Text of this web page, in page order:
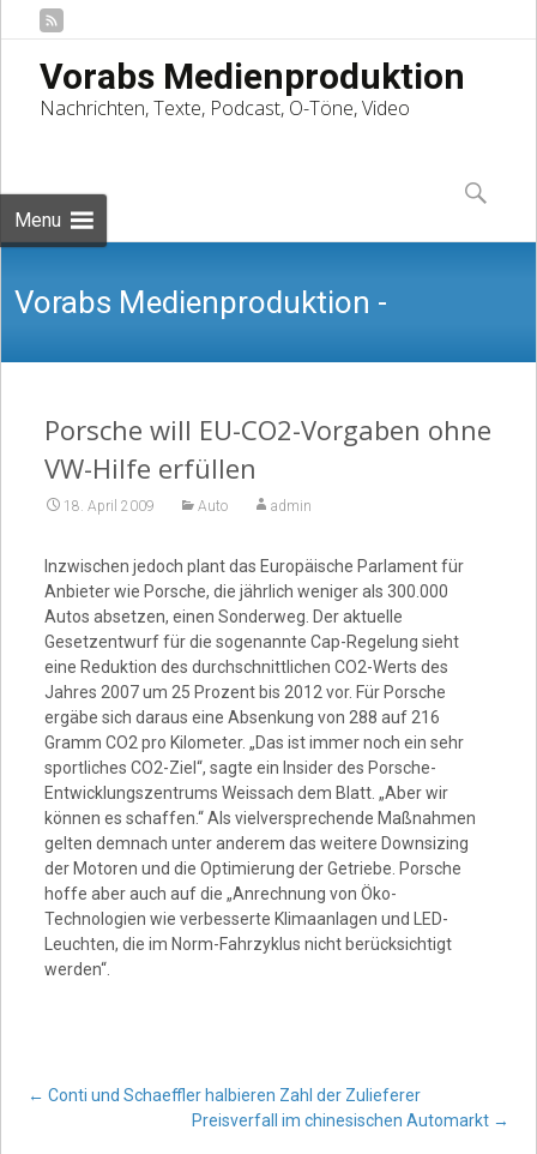
Vorabs Medienproduktion
Nachrichten, Texte, Podcast, O-Töne, Video
Menu
to
content
Suchen
nach:
Vorabs Medienproduktion -
Nachrichten, Texte, Podcast, O-Töne,
Porsche will EU-CO2-Vorgaben ohne
VW-Hilfe erfüllen
18. April 2009 Auto admin
Inzwischen jedoch plant das Europäische Parlament für
Anbieter wie Porsche, die jährlich weniger als 300.000
Autos absetzen, einen Sonderweg. Der aktuelle
Gesetzentwurf für die sogenannte Cap-Regelung sieht
eine Reduktion des durchschnittlichen CO2-Werts des
Jahres 2007 um 25 Prozent bis 2012 vor. Für Porsche
ergäbe sich daraus eine Absenkung von 288 auf 216
Gramm CO2 pro Kilometer. „Das ist immer noch ein sehr
sportliches CO2-Ziel“, sagte ein Insider des Porsche-
Entwicklungszentrums Weissach dem Blatt. „Aber wir
können es schaffen.“ Als vielversprechende Maßnahmen
gelten demnach unter anderem das weitere Downsizing
der Motoren und die Optimierung der Getriebe. Porsche
hoffe aber auch auf die „Anrechnung von Öko-
Technologien wie verbesserte Klimaanlagen und LED-
Leuchten, die im Norm-Fahrzyklus nicht berücksichtigt
werden“.
Post
← Conti und Schaeffler halbieren Zahl der Zulieferer
Preisverfall im chinesischen Automarkt →